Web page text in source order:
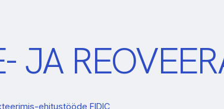
JA
ehitustööde FIDIC